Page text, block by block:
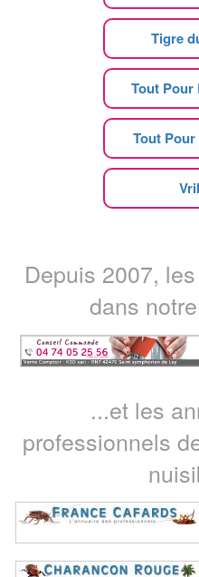
Tigre
Tout Pour
Tout
Depuis 2007,
dans
...et les
professionnels